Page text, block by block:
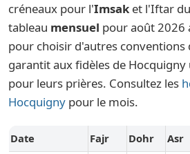
créneaux pour l'Imsak et l'Iftar
tableau mensuel pour août 2026
pour choisir d'autres conventions
garantit aux fidèles de
pour leurs prières. Consultez les
Hocquigny pour le mois.
Date Fajr Dohr Asr